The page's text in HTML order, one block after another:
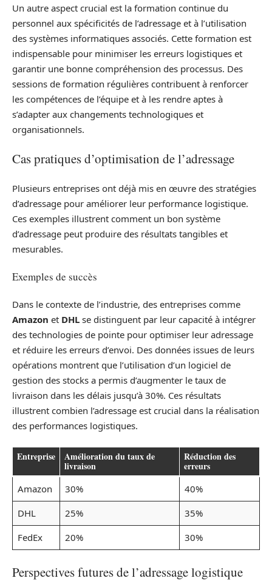
Un autre aspect crucial est la formation continue du
personnel aux spécificités de l’adressage et à l’utilisation
des systèmes informatiques associés. Cette formation est
indispensable pour minimiser les erreurs logistiques et
garantir une bonne compréhension des processus. Des
sessions de formation régulières contribuent à renforcer
les compétences de l’équipe et à les rendre aptes à
s’adapter aux changements technologiques et
organisationnels.
Cas pratiques d’optimisation de l’adressage
Plusieurs entreprises ont déjà mis en œuvre des stratégies
d’adressage pour améliorer leur performance logistique.
Ces exemples illustrent comment un bon système
d’adressage peut produire des résultats tangibles et
mesurables.
Exemples de succès
Dans le contexte de l’industrie, des entreprises comme
Amazon et DHL se distinguent par leur capacité à intégrer
des technologies de pointe pour optimiser leur adressage
et réduire les erreurs d’envoi. Des données issues de leurs
opérations montrent que l’utilisation d’un logiciel de
gestion des stocks a permis d’augmenter le taux de
livraison dans les délais jusqu’à 30%. Ces résultats
illustrent combien l’adressage est crucial dans la réalisation
des performances logistiques.
Entreprise Amélioration du taux de
livraison
Réduction des
erreurs
Amazon 30%
40%
DHL
25%
35%
FedEx
20% 30%
Perspectives futures de l’adressage logistique